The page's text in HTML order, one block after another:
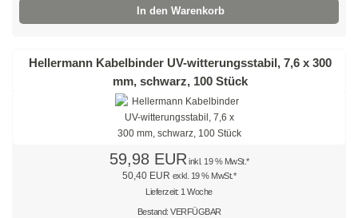
Flachsteckhülsen, isoliert
Flachsteckhülsen mit Abzweig
In den Warenkorb
Hellermann Kabelbinder UV-witterungsstabil, 7,6 x 300
mm, schwarz, 100 Stück
59,98 EUR inkl. 19 % MwSt.*
50,40 EUR exkl. 19 % MwSt.*
Lieferzeit: 1 Woche
Bestand: VERFÜGBAR